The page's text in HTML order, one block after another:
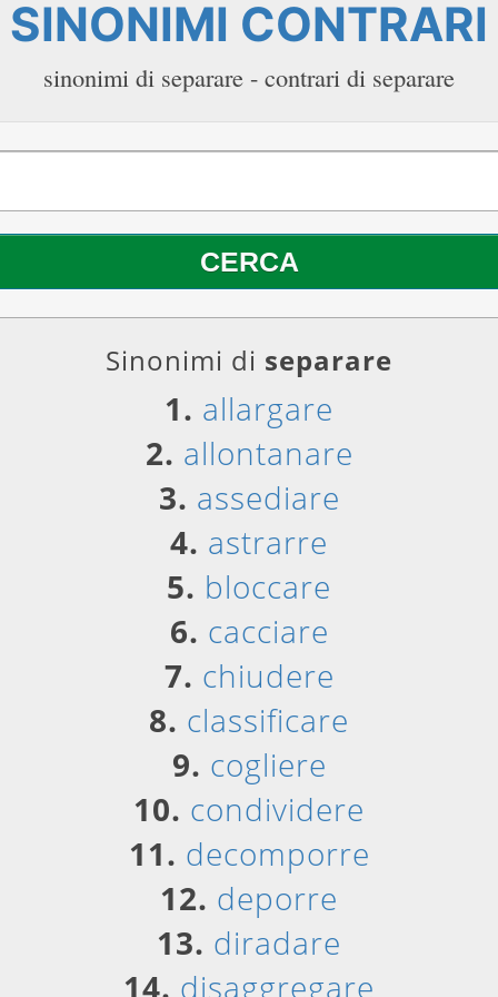
SINONIMI CONTRARI
sinonimi di separare - contrari di separare
Sinonimi di separare
1. allargare
2. allontanare
3. assediare
4. astrarre
5. bloccare
6. cacciare
7. chiudere
8. classificare
9. cogliere
10. condividere
11. decomporre
12. deporre
13. diradare
14. disaggregare